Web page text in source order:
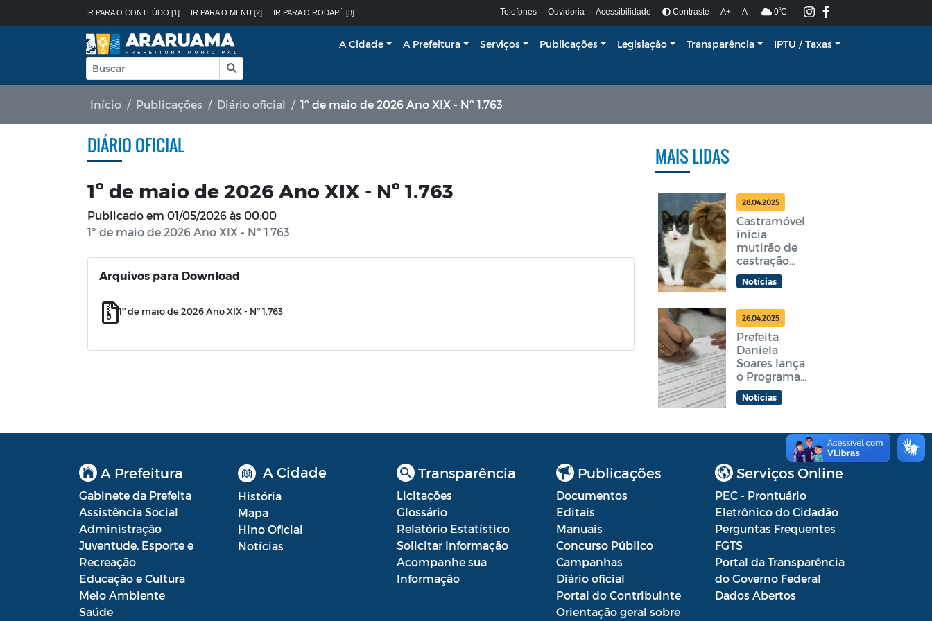
IR PARA O CONTEÚDO [1] IR PARA O MENU [2] IR PARA O RODAPÉ [3] Telefones Ouvidoria Acessibilidade Contraste A+ A- 0ºC
A Cidade A Prefeitura Serviços Publicações Legislação Transparência IPTU / Taxas
Início Publicações Diário oficial 1º de maio de 2026 Ano XIX - Nº 1.763
DIÁRIO OFICIAL
1º de maio de 2026 Ano XIX - Nº 1.763
Publicado em 01/05/2026 às 00:00
1º de maio de 2026 Ano XIX - Nº 1.763
Arquivos para Download
1º de maio de 2026 Ano XIX - Nº 1.763
MAIS LIDAS
28.04.2025
Castramóvel
inicia
mutirão de
castração
gratuita em
Araruama
feira
Notícias
26.04.2025
Prefeita
Daniela
Soares lança
o Programa
Araruama
Aprender +
Notícias
A Prefeitura
Gabinete da Prefeita
Assistência Social
Administração
Juventude, Esporte e
Recreação
Educação e Cultura
Meio Ambiente
Saúde
A Cidade
História
Mapa
Hino Oficial
Notícias
Transparência
Licitações
Glossário
Relatório Estatístico
Solicitar Informação
Acompanhe sua
Informação
Publicações
Documentos
Editais
Manuais
Concurso Público
Campanhas
Diário oficial
Portal do Contribuinte
Orientação geral sobre
Serviços Online
PEC - Prontuário
Eletrônico do Cidadão
Perguntas Frequentes
FGTS
Portal da Transparência
do Governo Federal
Dados Abertos